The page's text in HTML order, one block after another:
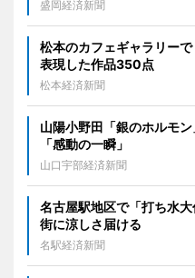
盛岡経済新聞
松本のカフェギャラリー
表現した作品350点
松本経済新聞
山陽小野田「銀のホルモ
「感動の一瞬」
山口宇部経済新聞
名古屋駅地区で「打ち水
街に涼しさ届ける
名駅経済新聞